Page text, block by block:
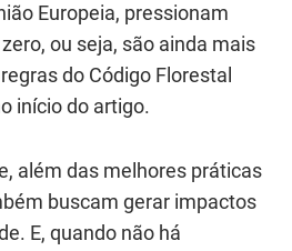
Europeia, pressionam
ou seja, são ainda mais
do Código Florestal
início do artigo.
além das melhores práticas
buscam gerar impactos
E, quando não há